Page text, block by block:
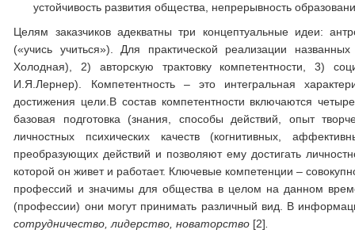
устойчивость развития общества, непрерывность
Целям заказчиков адекватны три концептуальные идеи:
(«учись учиться»). Для практической реализации
Холодная), 2) авторскую трактовку компетентности, 3)
И.Я.Лернер). Компетентность – это интегральная
достижения цели.В состав компетентности включаются
базовая подготовка (знания, способы действий, опыт
личностных психических качеств (когнитивных,
преобразующих действий и позволяют ему достигать
которой он живет и работает. Ключевые компетенции –
профессий и значимы для общества в целом на данном
(профессии) они могут принимать различный вид. В
сотрудничество, лидерство, новаторство [2]